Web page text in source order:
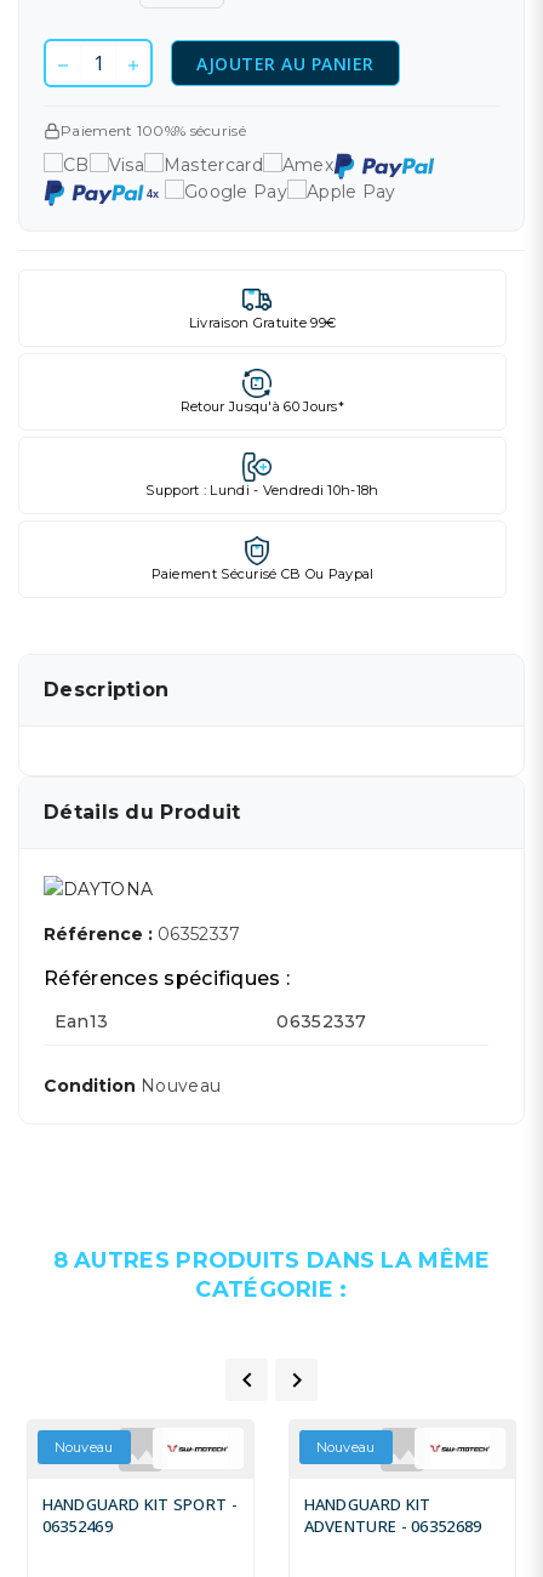
AJOUTER AU PANIER
Paiement 100%% sécurisé
Livraison Gratuite 99€
Retour Jusqu'à 60 Jours*
Support : Lundi - Vendredi 10h-18h
Paiement Sécurisé CB Ou Paypal
Description
Détails du Produit
Référence : 06352337
Références spécifiques :
Ean13 06352337
Condition Nouveau
8 AUTRES PRODUITS DANS LA MÊME
CATÉGORIE :
 
Nouveau
HANDGUARD KIT SPORT -
06352469
Nouveau
HANDGUARD KIT
ADVENTURE - 06352689